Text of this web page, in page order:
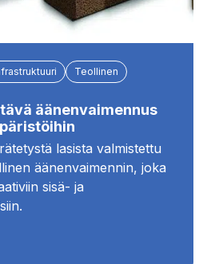
Teollinen
äänenvaimennus
lasista valmistettu
äänenvaimennin, joka
sisä- ja